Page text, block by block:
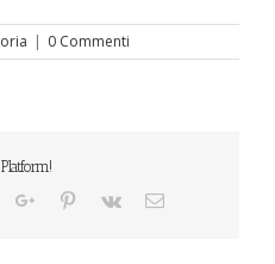
| 0 Commenti
TumblrGoogle+Pinterest
Vk Email